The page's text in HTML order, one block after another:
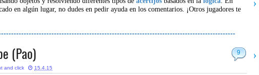
en algún lugar, no dudes en pedir ayuda en los comentarios. ¡Otros jugadores te
9
(Pao)
and click 15.4.15